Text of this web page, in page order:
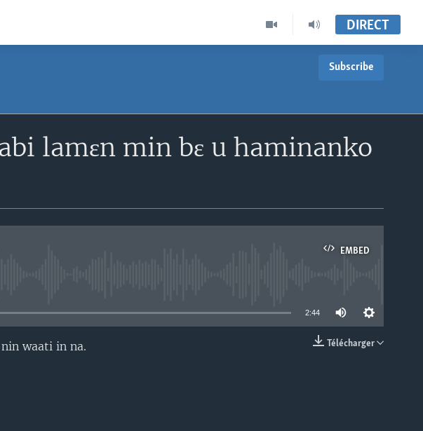
DIRECT
Subscribe
lamɛn min bɛ u haminanko
EMBED
2:44
Télécharger
waati in na.